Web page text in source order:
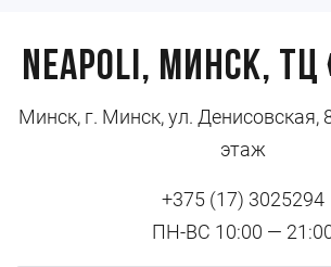
Neapoli, Минск, ТЦ
Минск, г. Минск, ул. Денисовская,
этаж
+375 (17) 3025294
ПН-ВС 10:00 —